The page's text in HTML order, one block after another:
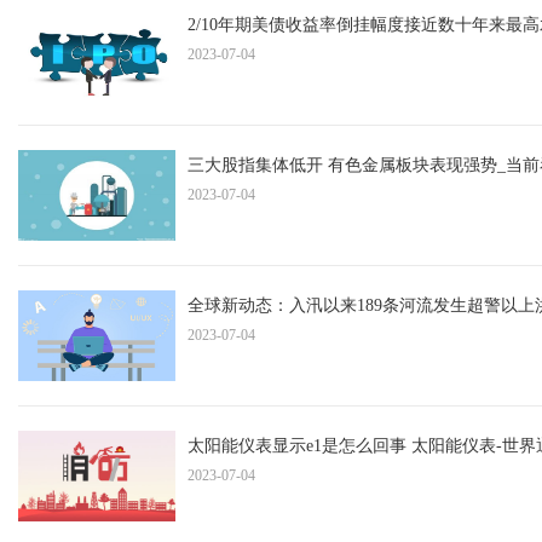
2/10年期美债收益率倒挂幅度接近数十年来最
2023-07-04
三大股指集体低开 有色金属板块表现强势_当前
2023-07-04
全球新动态：入汛以来189条河流发生超警以上
2023-07-04
太阳能仪表显示e1是怎么回事 太阳能仪表-世界
2023-07-04